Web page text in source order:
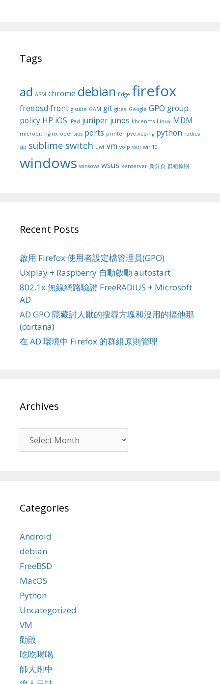
Tags
ad ASM chrome debian Edge firefox
freebsd front g-suite GAM git gitea Google GPO group
policy HP iOS IPad juniper junos librenms Linux MDM
microbit nginx opensips ports printer pve.xcp-ng python radius
sip sublime switch uwf vm voip win win10
windows winsows wsus xenserver 新分頁 群組原則
Recent Posts
啟用 Firefox 使用者設定檔管理員(GPO)
Uxplay + Raspberry 自動啟動 autostart
802.1x 無線網路驗證 FreeRADIUS + Microsoft
AD
AD GPO 隱藏討人厭的搜尋方塊和沒用的摳他那
(cortana)
在 AD 環境中 Firefox 的群組原則管理
Archives
Categories
Android
debian
FreeBSD
MacOS
Python
Uncategorized
VM
勸敗
吃吃喝喝
師大附中